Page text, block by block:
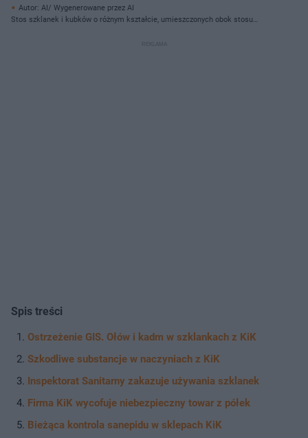
Autor: AI/ Wygenerowane przez AI
Stos szklanek i kubków o różnym kształcie, umieszczonych obok stosu
się więcej o wycofanych szklankach z KiK, w których wykryto niebezpieczne
Spis treści
Ostrzeżenie GIS. Ołów i kadm w szklankach z KiK
Szkodliwe substancje w naczyniach z KiK
Inspektorat Sanitarny zakazuje używania szklanek
Firma KiK wycofuje niebezpieczny towar z półek
Bieżąca kontrola sanepidu w sklepach KiK